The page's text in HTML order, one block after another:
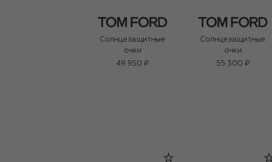
Солнцезащитные
очки
49 950 ₽
Солнцезащитные
очки
55 300 ₽